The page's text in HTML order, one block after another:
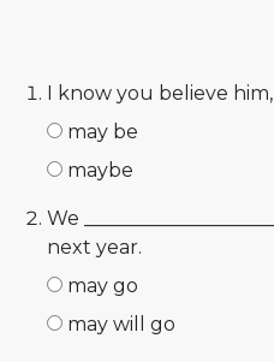
I know you believe him,
may be
maybe
We
next year.
may go
may will go